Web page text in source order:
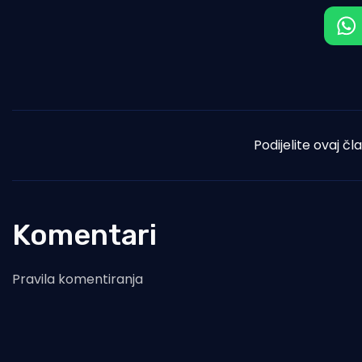
Podijelite ovaj
Komentari
Pravila komentiranja